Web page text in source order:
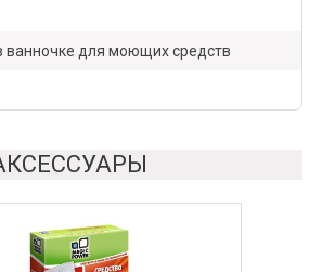
ванночке для моющих средств